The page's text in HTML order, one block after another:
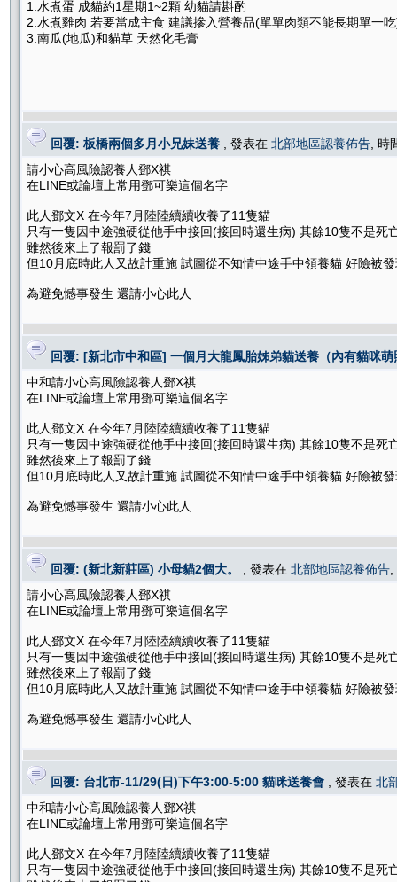
1.水煮蛋 成貓約1星期1~2顆 幼貓請斟酌
2.水煮雞肉 若要當成主食 建議摻入營養品(單單肉類不能長期單一
3.南瓜(地瓜)和貓草 天然化毛膏
回覆: 板橋兩個多月小兄妹送養 , 發表在 北部地區認養佈告 ,
請小心高風險認養人鄧X祺
在LINE或論壇上常用鄧可樂這個名字
此人鄧文X 在今年7月陸陸續續收養了11隻貓
只有一隻因中途強硬從他手中接回(接回時還生病) 其餘10隻不是死
雖然後來上了報罰了錢
但10月底時此人又故計重施 試圖從不知情中途手中領養貓 好險被
為避免憾事發生 還請小心此人
回覆: [新北市中和區] 一個月大龍鳳胎姊弟貓送養（內有貓咪萌
中和請小心高風險認養人鄧X祺
在LINE或論壇上常用鄧可樂這個名字
此人鄧文X 在今年7月陸陸續續收養了11隻貓
只有一隻因中途強硬從他手中接回(接回時還生病) 其餘10隻不是死
雖然後來上了報罰了錢
但10月底時此人又故計重施 試圖從不知情中途手中領養貓 好險被
為避免憾事發生 還請小心此人
回覆: (新北新莊區) 小母貓2個大。 , 發表在 北部地區認養佈告
請小心高風險認養人鄧X祺
在LINE或論壇上常用鄧可樂這個名字
此人鄧文X 在今年7月陸陸續續收養了11隻貓
只有一隻因中途強硬從他手中接回(接回時還生病) 其餘10隻不是死
雖然後來上了報罰了錢
但10月底時此人又故計重施 試圖從不知情中途手中領養貓 好險被
為避免憾事發生 還請小心此人
回覆: 台北市-11/29(日)下午3:00-5:00 貓咪送養會 , 發表在 北
中和請小心高風險認養人鄧X祺
在LINE或論壇上常用鄧可樂這個名字
此人鄧文X 在今年7月陸陸續續收養了11隻貓
只有一隻因中途強硬從他手中接回(接回時還生病) 其餘10隻不是死